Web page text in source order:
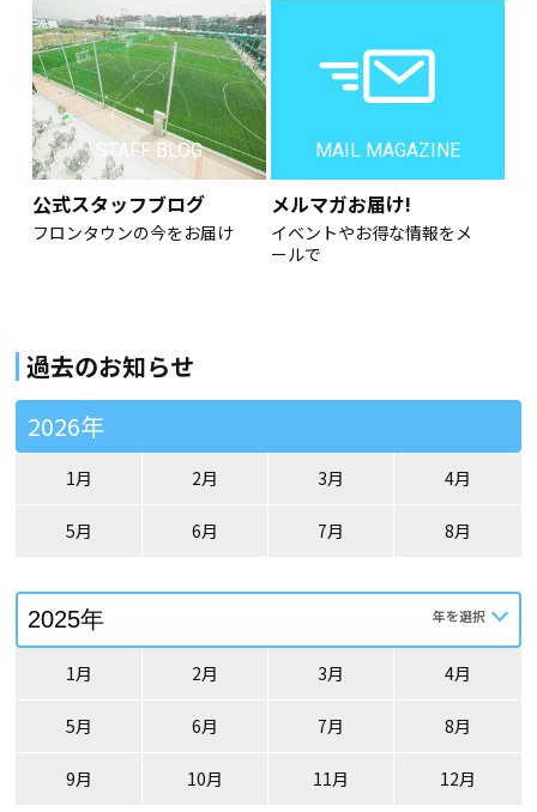
STAFF BLOG
公式スタッフブログ
フロンタウンの今をお届け
MAIL MAGAZINE
メルマガお届け!
イベントやお得な情報をメ
ールで
過去のお知らせ
2026年
1月 2月 3月 4月
5月 6月 7月 8月
1月 2月 3月 4月
5月 6月 7月 8月
9月 10月 11月 12月